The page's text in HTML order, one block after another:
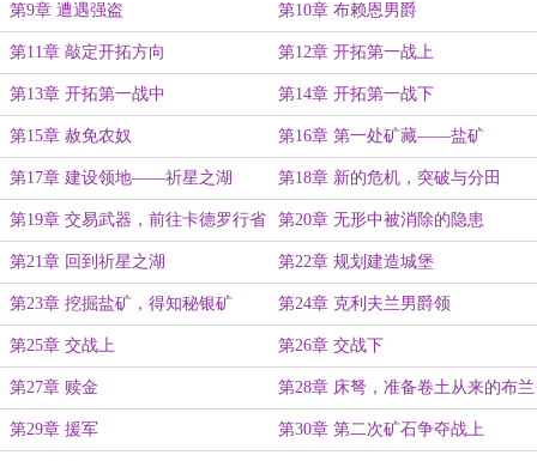
第9章 遭遇强盗 第10章 布赖恩男爵
第11章 敲定开拓方向 第12章 开拓第一战上
第13章 开拓第一战中 第14章 开拓第一战下
第15章 赦免农奴 第16章 第一处矿藏——盐矿
第17章 建设领地——祈星之湖 第18章 新的危机，突破与分田
第19章 交易武器，前往卡德罗行省
奴隶贸易中心
第20章 无形中被消除的隐患
第21章 回到祈星之湖 第22章 规划建造城堡
第23章 挖掘盐矿，得知秘银矿 第24章 克利夫兰男爵领
第25章 交战上 第26章 交战下
第27章 赎金 第28章 床弩，准备卷土从来的布兰
登
第29章 援军 第30章 第二次矿石争夺战上